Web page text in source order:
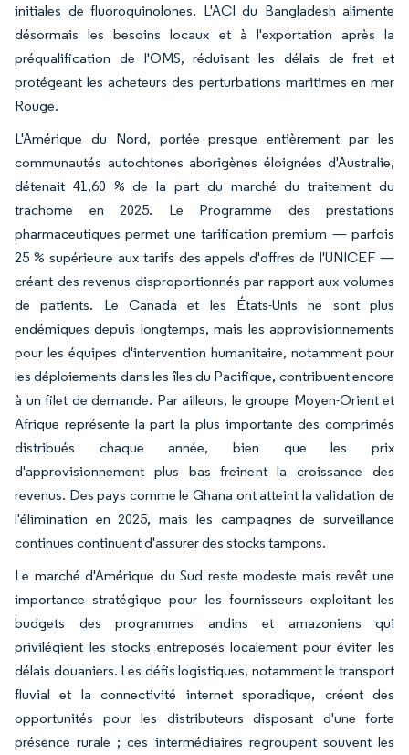
initiales de fluoroquinolones. L'ACI du Bangladesh alimente
désormais les besoins locaux et à l'exportation après la
préqualification de l'OMS, réduisant les délais de fret et
protégeant les acheteurs des perturbations maritimes en mer
Rouge.
L'Amérique du Nord, portée presque entièrement par les
communautés autochtones aborigènes éloignées d'Australie,
détenait 41,60 % de la part du marché du traitement du
trachome en 2025. Le Programme des prestations
pharmaceutiques permet une tarification premium — parfois
25 % supérieure aux tarifs des appels d'offres de l'UNICEF —
créant des revenus disproportionnés par rapport aux volumes
de patients. Le Canada et les États-Unis ne sont plus
endémiques depuis longtemps, mais les approvisionnements
pour les équipes d'intervention humanitaire, notamment pour
les déploiements dans les îles du Pacifique, contribuent encore
à un filet de demande. Par ailleurs, le groupe Moyen-Orient et
Afrique représente la part la plus importante des comprimés
distribués chaque année, bien que les prix
d'approvisionnement plus bas freinent la croissance des
revenus. Des pays comme le Ghana ont atteint la validation de
l'élimination en 2025, mais les campagnes de surveillance
continues continuent d'assurer des stocks tampons.
Le marché d'Amérique du Sud reste modeste mais revêt une
importance stratégique pour les fournisseurs exploitant les
budgets des programmes andins et amazoniens qui
privilégient les stocks entreposés localement pour éviter les
délais douaniers. Les défis logistiques, notamment le transport
fluvial et la connectivité internet sporadique, créent des
opportunités pour les distributeurs disposant d'une forte
présence rurale ; ces intermédiaires regroupent souvent les